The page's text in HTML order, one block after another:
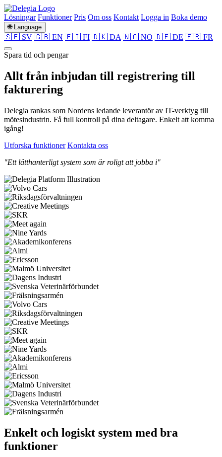
Lösningar Funktioner Pris Om oss Kontakt Logga in Boka demo
🌐 Language
🇸🇪 SV 🇬🇧 EN 🇫🇮 FI 🇩🇰 DA 🇳🇴 NO 🇩🇪 DE 🇫🇷 FR
Spara tid och pengar
Allt från inbjudan till registrering till
fakturering
Delegia rankas som Nordens ledande leverantör av IT-verktyg till
mötesindustrin. Få full kontroll på dina deltagare. Enkelt att komma
igång!
Utforska funktioner Kontakta oss
"Ett lätthanterligt system som är roligt att jobba i"
Enkelt och logiskt system med bra
funktioner